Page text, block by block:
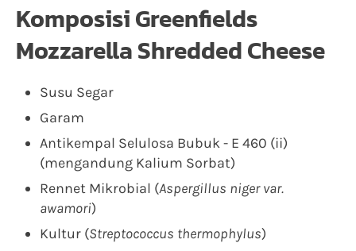
Komposisi Greenfields
Mozzarella Shredded Cheese
Susu Segar
Garam
Antikempal Selulosa Bubuk - E 460 (ii)
(mengandung Kalium Sorbat)
Rennet Mikrobial (Aspergillus niger var.
awamori)
Kultur (Streptococcus thermophylus)